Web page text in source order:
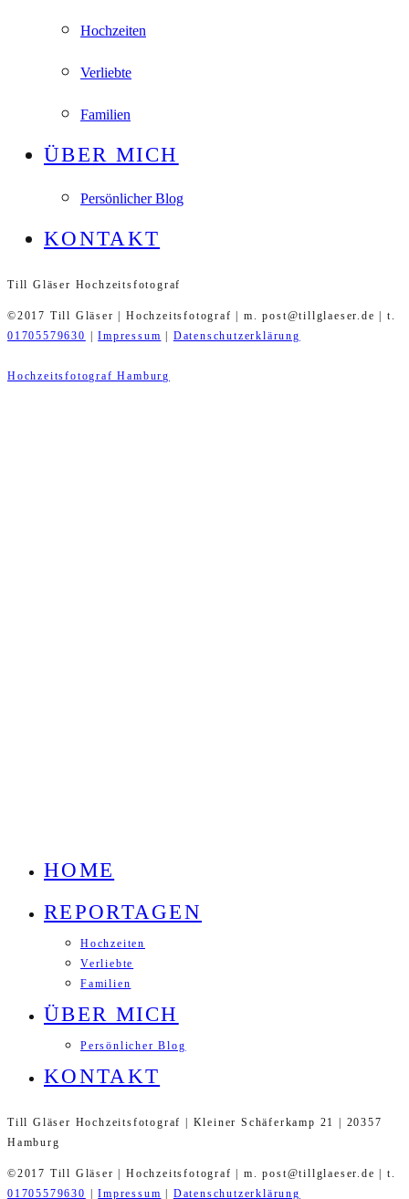
Hochzeiten
Verliebte
Familien
ÜBER MICH
Persönlicher Blog
KONTAKT
Till Gläser Hochzeitsfotograf
©2017 Till Gläser | Hochzeitsfotograf | m. post@tillglaeser.de | t.
01705579630
|Impressum Datenschutzerklärung
Hochzeitsfotograf Hamburg
HOME
REPORTAGEN
Hochzeiten
Verliebte
Familien
ÜBER MICH
Persönlicher Blog
KONTAKT
Till Gläser Hochzeitsfotograf | Kleiner Schäferkamp 21 | 20357
Hamburg
©2017 Till Gläser | Hochzeitsfotograf | m. post@tillglaeser.de | t.
01705579630
|Impressum Datenschutzerklärung